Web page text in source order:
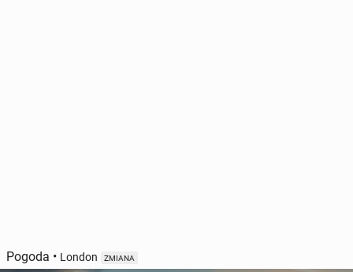
Pogoda • London ZMIANA